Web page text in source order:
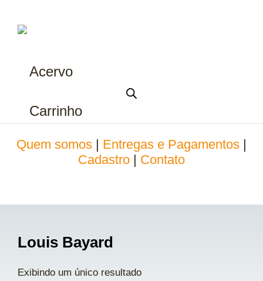
Acervo
Carrinho
Quem somos Entregas e Pagamentos
Cadastro
Contato
Louis Bayard
Exibindo um único resultado